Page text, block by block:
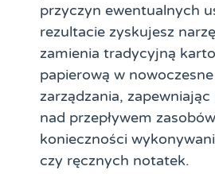
przyczyn ewentualnych
rezultacie zyskujesz
zamienia tradycyjną
papierową w
zarządzania,
nad przepływem
konieczności
czy ręcznych notatek.